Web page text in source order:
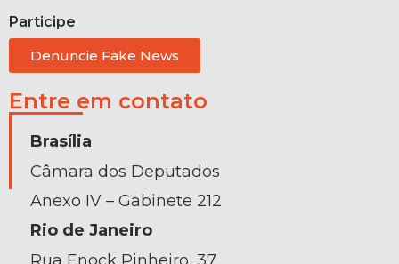
Participe
Denuncie Fake News
Entre em contato
Brasília
Câmara dos Deputados
Anexo IV – Gabinete 212
Rio de Janeiro